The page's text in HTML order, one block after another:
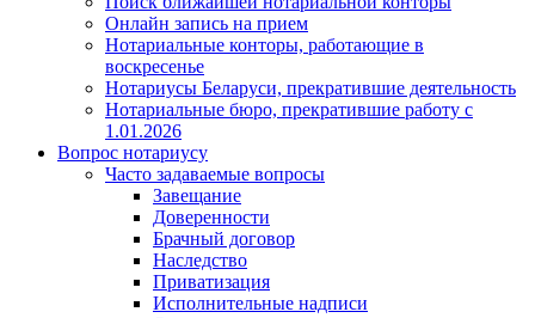
Онлайн запись на прием
Нотариальные конторы, работающие в
воскресенье
Нотариусы Беларуси, прекратившие деятельность
Нотариальные бюро, прекратившие работу с
1.01.2026
Вопрос нотариусу
Часто задаваемые вопросы
Завещание
Доверенности
Брачный договор
Наследство
Приватизация
Исполнительные надписи